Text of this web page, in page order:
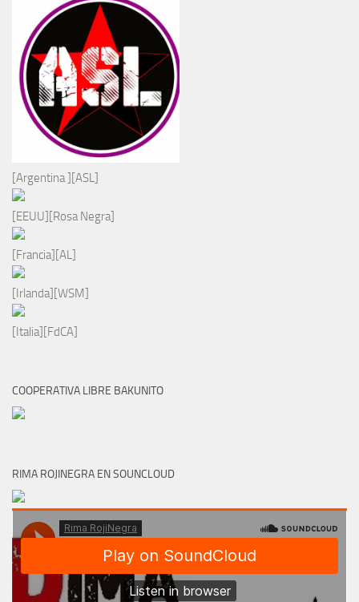
[Argentina ][ASL]
[EEUU][Rosa Negra]
[Francia][AL]
[Irlanda][WSM]
[Italia][FdCA]
COOPERATIVA LIBRE BAKUNITO
RIMA ROJINEGRA EN SOUNCLOUD